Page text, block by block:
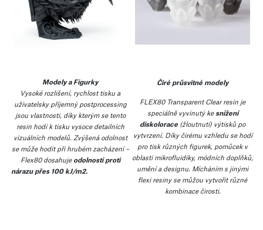
Modely a Figurky
Vysoké rozlišení, rychlost tisku a
uživatelsky příjemný postprocessing
jsou vlastnosti, díky kterým se tento
resin hodí k tisku vysoce detailních
vizuálních modelů. Zvýšená odolnost
se může hodit při hrubém zacházení –
Flex80 dosahuje odolnosti proti
nárazu přes100 kJ/m2.
Čiré průsvitné modely
FLEX80 Transparent Clear resin je
speciálně vyvinutý ke snížení
diskolorace (žloutnutí) výtisků po
vytvrzení. Díky čirému vzhledu se hodí
pro tisk různých figurek, pomůcek v
oblasti mikrofluidiky, módních doplňků,
umění a designu. Mícháním s jinými
flexi resiny se můžou vytvořit různé
kombinace čirosti.